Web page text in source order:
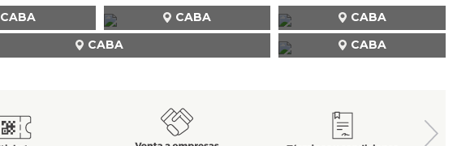
CABA CABA
CABA
CABA CABA